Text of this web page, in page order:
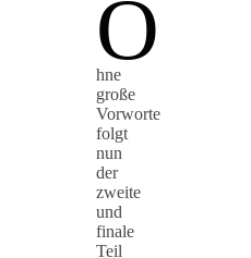
O
hne
große
Vorworte
folgt
nun
der
zweite
und
finale
Teil